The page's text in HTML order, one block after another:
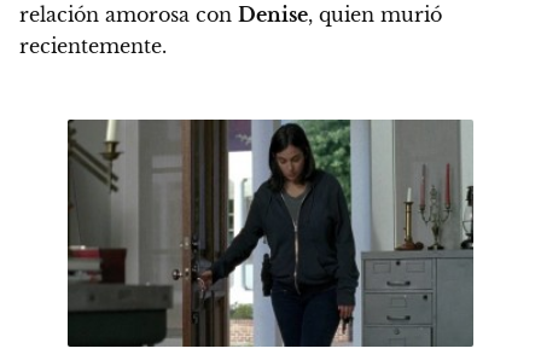
relación amorosa con Denise, quien murió
recientemente.